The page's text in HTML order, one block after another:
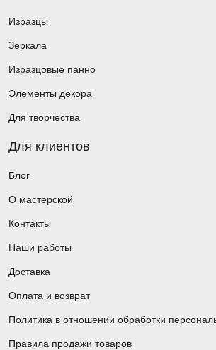
Изразцы
Зеркала
Изразцовые панно
Элементы декора
Для творчества
Для клиентов
Блог
О мастерской
Контакты
Наши работы
Доставка
Оплата и возврат
Политика в отношении обработки
Правила продажи товаров